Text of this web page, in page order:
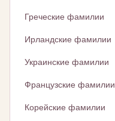
Греческие фамилии
Ирландские фамилии
Украинские фамилии
Французские фамилии
Корейские фамилии